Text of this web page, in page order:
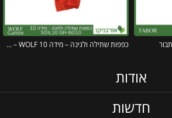
כפפות שתילה ולגינה – מידה 10 SOIL10 GH-BO10 – WOLF
אודות
חדשות